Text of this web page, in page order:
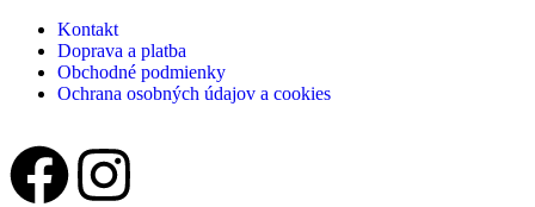
Kontakt
Doprava a platba
Obchodné podmienky
Ochrana osobných údajov a cookies